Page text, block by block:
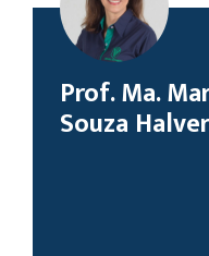
Prof. Ma.
Souza